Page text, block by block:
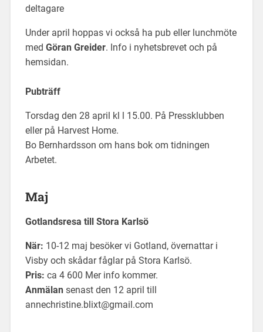
deltagare
Under april hoppas vi också ha pub eller lunchmöte
med Göran Greider. Info i nyhetsbrevet och på
hemsidan.
Pubträff
Torsdag den 28 april kl l 15.00. På Pressklubben
eller på Harvest Home.
Bo Bernhardsson om hans bok om tidningen
Arbetet.
Maj
Gotlandsresa till Stora Karlsö
När: 10-12 maj besöker vi Gotland, övernattar i
Visby och skådar fåglar på Stora Karlsö.
Pris: ca 4 600 Mer info kommer.
Anmälansenast den 12 april till
annechristine.blixt@gmail.com